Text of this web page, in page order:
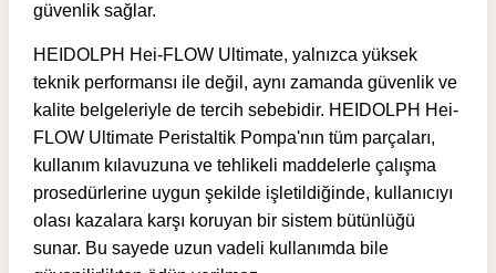
güvenlik sağlar.
HEIDOLPH Hei-FLOW Ultimate, yalnızca yüksek
teknik performansı ile değil, aynı zamanda güvenlik ve
kalite belgeleriyle de tercih sebebidir. HEIDOLPH Hei-
FLOW Ultimate Peristaltik Pompa'nın tüm parçaları,
kullanım kılavuzuna ve tehlikeli maddelerle çalışma
prosedürlerine uygun şekilde işletildiğinde, kullanıcıyı
olası kazalara karşı koruyan bir sistem bütünlüğü
sunar. Bu sayede uzun vadeli kullanımda bile